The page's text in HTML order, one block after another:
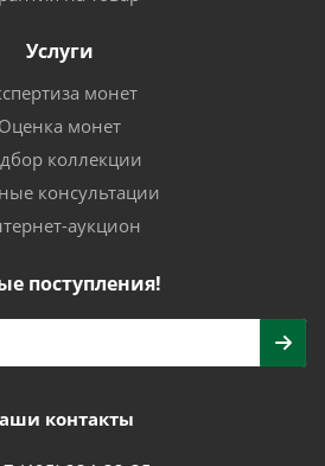
Услуги
монет
Оценка монет
коллекции
консультации
аукцион
поступления!
контакты